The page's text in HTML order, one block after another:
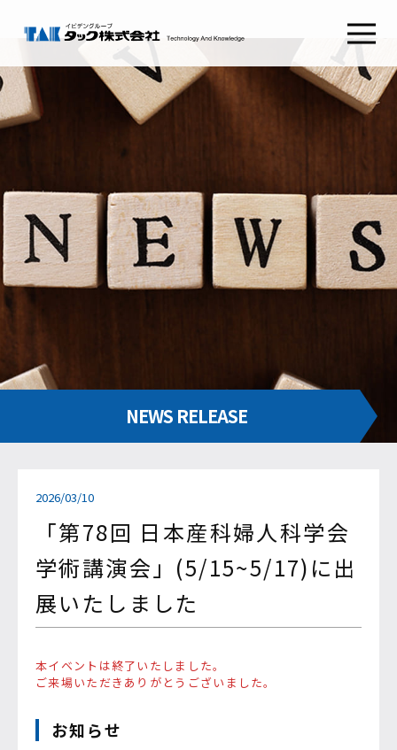
タックSecurePlatform
ABOUT TAK
わたしたちの想い
経営理念
沿革
CSRとSDGs
イビデンウェイ
グループ会社
お役立ち情報
採用情報
RECRUIT
お問い合わせ
NEWS RELEASE
2026/03/10
「第78回 日本産科婦人科学会
学術講演会」(5/15~5/17)に出
展いたしました
本イベントは終了いたしました。
ご来場いただきありがとうございました。
お知らせ